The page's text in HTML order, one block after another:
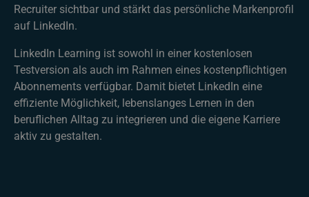
Recruiter sichtbar und stärkt das persönliche Markenprofil
auf LinkedIn.
LinkedIn Learning ist sowohl in einer kostenlosen
Testversion als auch im Rahmen eines kostenpflichtigen
Abonnements verfügbar. Damit bietet LinkedIn eine
effiziente Möglichkeit, lebenslanges Lernen in den
beruflichen Alltag zu integrieren und die eigene Karriere
aktiv zu gestalten.